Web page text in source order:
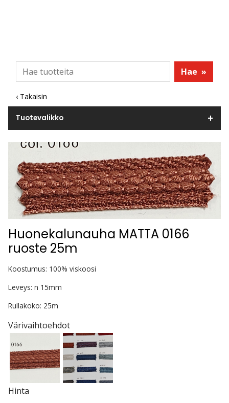
Hae »
‹ Takaisin
Tuotevalikko
Huonekalunauha MATTA 0166
ruoste 25m
Koostumus: 100% viskoosi
Leveys: n 15mm
Rullakoko: 25m
Värivaihtoehdot
Hinta